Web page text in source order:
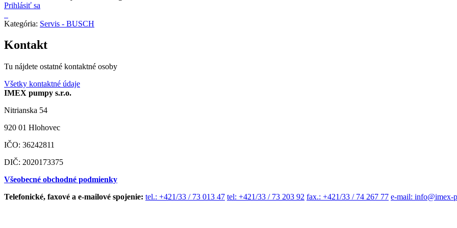
Prihlásiť sa
Kategória: Servis - BUSCH
Kontakt
Tu nájdete ostatné kontaktné osoby
Všetky kontaktné údaje
IMEX pumpy s.r.o.
Nitrianska 54
920 01 Hlohovec
IČO: 36242811
DIČ: 2020173375
Všeobecné obchodné podmienky
Telefonické, faxové a e-mailové spojenie: tel.: +421/33 / 73 013 47 tel: +421/33 / 73 203 92 fax.: +421/33 / 74 267 77 e-mail: info@imex-